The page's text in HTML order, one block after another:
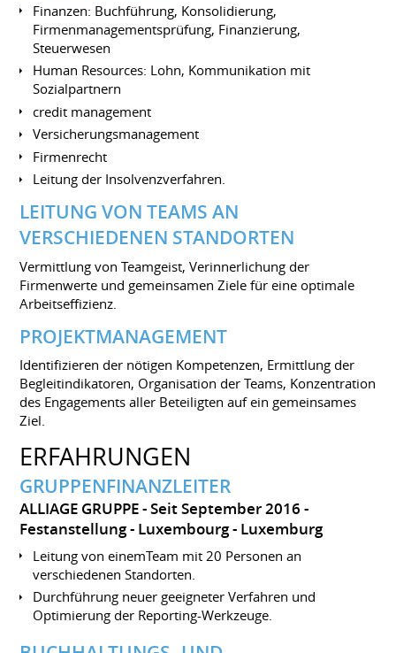
Finanzen: Buchführung, Konsolidierung,
Firmenmanagementsprüfung, Finanzierung,
Steuerwesen
Human Resources: Lohn, Kommunikation mit
Sozialpartnern
credit management
Versicherungsmanagement
Firmenrecht
Leitung der Insolvenzverfahren.
LEITUNG VON TEAMS AN
VERSCHIEDENEN STANDORTEN
Vermittlung von Teamgeist, Verinnerlichung der
Firmenwerte und gemeinsamen Ziele für eine optimale
Arbeitseffizienz.
PROJEKTMANAGEMENT
Identifizieren der nötigen Kompetenzen, Ermittlung der
Begleitindikatoren, Organisation der Teams, Konzentration
des Engagements aller Beteiligten auf ein gemeinsames
Ziel.
ERFAHRUNGEN
GRUPPENFINANZLEITER
ALLIAGE GRUPPE
Seit September 2016
Festanstellung
Luxembourg Luxemburg
Leitung von einemTeam mit 20 Personen an
verschiedenen Standorten.
Durchführung neuer geeigneter Verfahren und
Optimierung der Reporting-Werkzeuge.